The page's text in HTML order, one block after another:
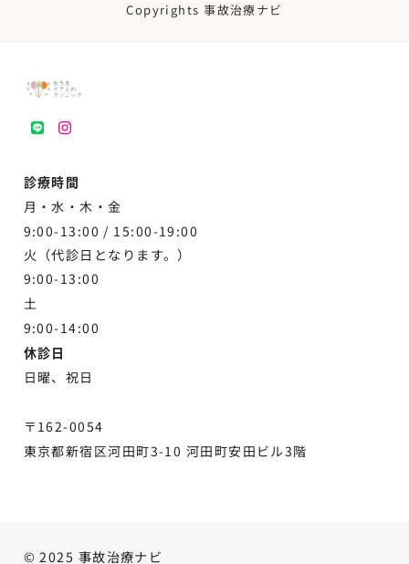
Copyrights 事故治療ナビ
LINEinstagram
診療時間
月・水・木・金
9:00-13:00 / 15:00-19:00
火（代診日となります。）
9:00-13:00
土
9:00-14:00
休診日
日曜、祝日
〒162-0054
東京都新宿区河田町3-10 河田町安田ビル3階
© 2025 事故治療ナビ